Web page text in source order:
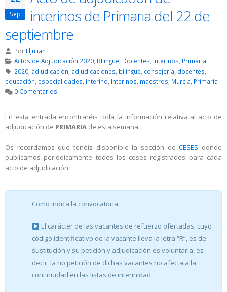
Sep
interinos de Primaria del 22 de
septiembre
Por ElJulian
Actos de Adjudicación 2020, BIlingüe Docentes Interinos Primaria
2020, adjudicación, adjudicaciones, bilingüe, consejería, docentes,
educación, especialidades, interino, Interinos, maestros, Murcia, Primaria
0 Comentarios
En esta entrada encontraréis toda la información relativa al acto de
adjudicación de PRIMARIA de esta semana.
Os recordamos que tenéis disponible la sección deCESES donde
publicamos periódicamente todos los ceses registrados para cada
acto de adjudicación.
Como indica la convocatoria:
El carácter de las vacantes de refuerzo ofertadas, cuyo
código identificativo de la vacante lleva la letra “R”, es de
sustitución y su petición y adjudicación es voluntaria, es
decir, la no petición de dichas vacantes no afecta a la
continuidad en las listas de interinidad.